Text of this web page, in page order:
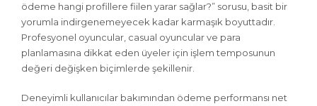
ödeme hangi profillere fiilen yarar sağlar?” sorusu, basit bir
yorumla indirgenemeyecek kadar karmaşık boyuttadır.
Profesyonel oyuncular, casual oyuncular ve para
planlamasına dikkat eden üyeler için işlem temposunun
değeri değişken biçimlerde şekillenir.
Deneyimli kullanıcılar bakımından ödeme performansı net